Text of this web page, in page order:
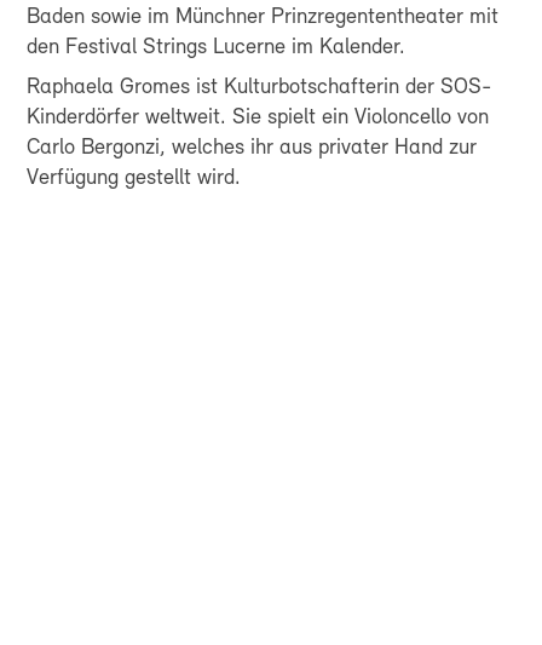
Baden sowie im Münchner Prinzregententheater mit
den Festival Strings Lucerne im Kalender.
Raphaela Gromes ist Kulturbotschafterin der SOS-
Kinderdörfer weltweit. Sie spielt ein Violoncello von
Carlo Bergonzi, welches ihr aus privater Hand zur
Verfügung gestellt wird.